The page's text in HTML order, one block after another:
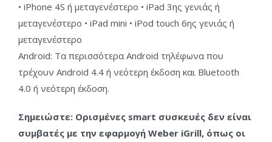
• iPhone 4S ή μεταγενέστερο • iPad 3ης γενιάς ή
μεταγενέστερο • iPad mini • iPod touch 6ης γενιάς ή
μεταγενέστερο
Android: Τα περισσότερα Android τηλέφωνα που
τρέχουν Android 4.4 ή νεότερη έκδοση και Bluetooth
4.0 ή νεότερη έκδοση.
Σημειώστε: Ορισμένες smart συσκευές δεν είναι
συμβατές με την εφαρμογή Weber iGrill, όπως οι